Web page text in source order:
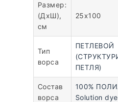
Размер:
(ДхШ),
см
25х100
Тип
ворса
ПЕТЛЕВОЙ
ПЕТЛЯ)
Состав
ворса
100%
Solution